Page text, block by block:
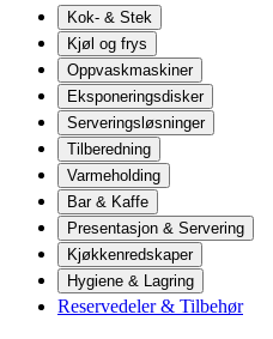
Kok- & Stek
Kjøl og frys
Oppvaskmaskiner
Eksponeringsdisker
Serveringsløsninger
Tilberedning
Varmeholding
Bar & Kaffe
Presentasjon & Servering
Kjøkkenredskaper
Hygiene & Lagring
Reservedeler & Tilbehør